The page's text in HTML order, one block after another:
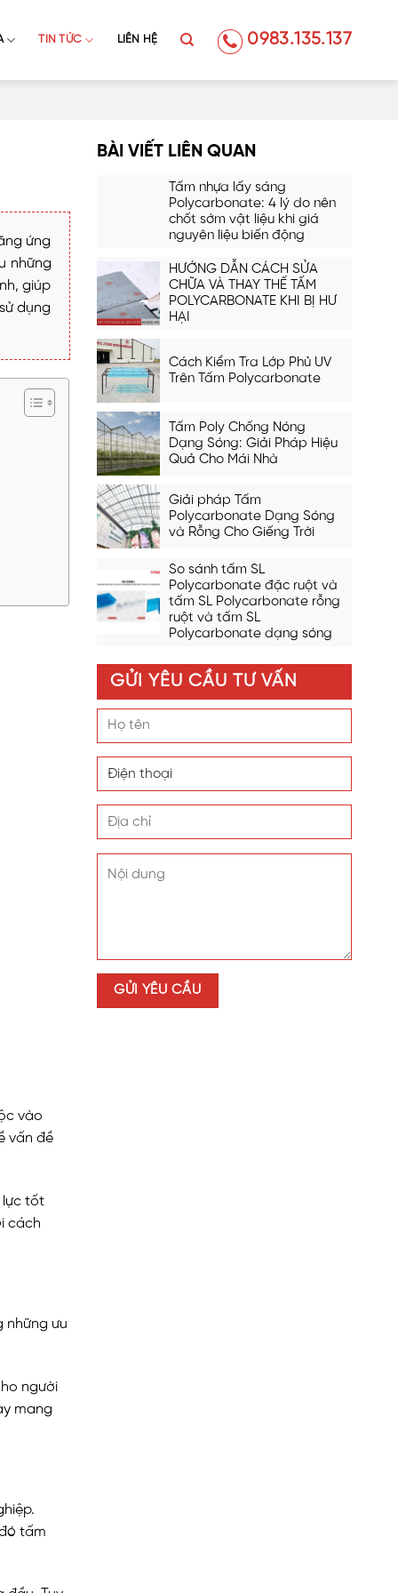
TIN TỨC LIÊN HỆ 0983.135.137
ứng
những
giúp
dụng
vào
vấn đề
lực tốt
cách
những ưu
người
mang
tấm
BÀI VIẾT LIÊN QUAN
Tấm nhựa lấy sáng
Polycarbonate: 4 lý do nên
chốt sớm vật liệu khi giá
nguyên liệu biến động
HƯỚNG DẪN CÁCH SỬA
CHỮA VÀ THAY THẾ TẤM
POLYCARBONATE KHI BỊ HƯ
HẠI
Cách Kiểm Tra Lớp Phủ UV
Trên Tấm Polycarbonate
Tấm Poly Chống Nóng
Dạng Sóng: Giải Pháp Hiệu
Quả Cho Mái Nhà
Giải pháp Tấm
Polycarbonate Dạng Sóng
và Rỗng Cho Giếng Trời
So sánh tấm SL
Polycarbonate đặc ruột và
tấm SL Polycarbonate rỗng
ruột và tấm SL
Polycarbonate dạng sóng
GỬI YÊU CẦU TƯ VẤN